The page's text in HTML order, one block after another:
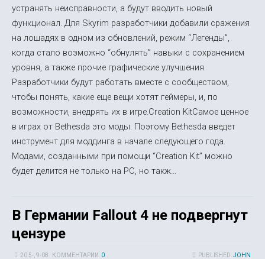
устранять неисправности, а будут вводить новый
функционал. Для Skyrim разработчики добавили сражения
на лошадях в одном из обновлений, режим “Легенды”,
когда стало возможно “обнулять” навыки с сохранением
уровня, а также прочие графические улучшения.
Разработчики будут работать вместе с сообществом,
чтобы понять, какие еще вещи хотят геймеры, и, по
возможности, внедрять их в игре.Creation KitСамое ценное
в играх от Bethesda это моды. Поэтому Bethesda введет
инструмент для моддинга в начале следующего года.
Модами, созданными при помощи “Creation Kit” можно
будет делится не только на PC, но такж...
В Германии Fallout 4 не подвергнут
цензуре
PUBLISHED:JOHN
20 5-, 9-08 КОММЕНТАРИИ: 0